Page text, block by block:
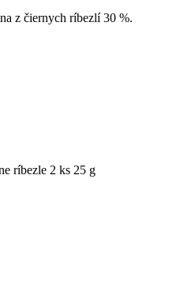
z čiernych ríbezlí 30 %.
ríbezle 2 ks 25 g